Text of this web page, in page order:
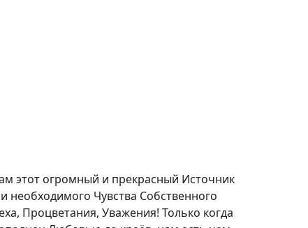
этот огромный и прекрасный Источник
необходимого Чувства Собственного
Процветания, Уважения! Только когда